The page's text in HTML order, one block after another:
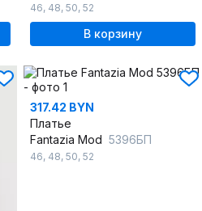
46, 48, 50, 52
В корзину
317.42 BYN
Платье
Fantazia Mod 5396БП
46, 48, 50, 52